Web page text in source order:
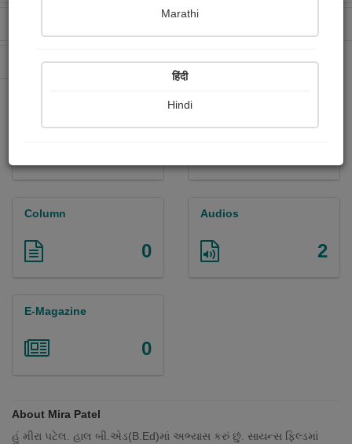
0 Paperback Sold
Column
0
Audios
2
E-Magazine
0
About Mira Patel
હું મીરા પટેલ. હાલ બી.એડ(B.Ed)માં અભ્યાસ કરું છું. સાયન્સ ફિલ્ડમાં
Marathi
हिंदी
Hindi